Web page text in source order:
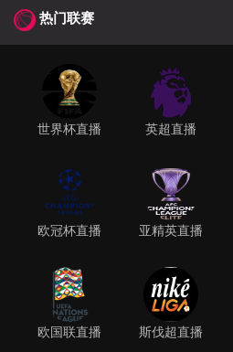
热门联赛
世界杯直播 英超直播
欧冠杯直播 亚精英直播
欧国联直播 斯伐超直播